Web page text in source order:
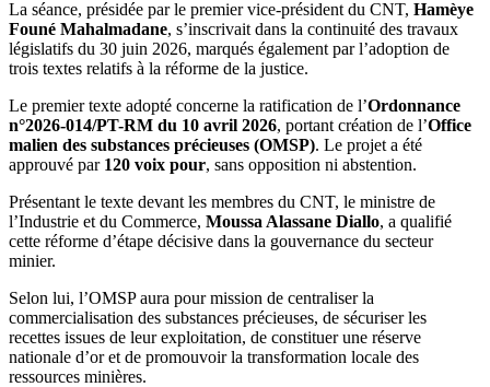
La séance, présidée par le premier vice-président du CNT, Hamèye
Founé Mahalmadane, s’inscrivait dans la continuité des travaux
législatifs du 30 juin 2026, marqués également par l’adoption de
trois textes relatifs à la réforme de la justice.
Le premier texte adopté concerne la ratification de l’Ordonnance
n°2026-014/PT-RM du 10 avril 2026, portant création de l’Office
malien des substances précieuses (OMSP). Le projet a été
approuvé par 120 voix pour, sans opposition ni abstention.
Présentant le texte devant les membres du CNT, le ministre de
l’Industrie et du Commerce, Moussa Alassane Diallo, a qualifié
cette réforme d’étape décisive dans la gouvernance du secteur
minier.
Selon lui, l’OMSP aura pour mission de centraliser la
commercialisation des substances précieuses, de sécuriser les
recettes issues de leur exploitation, de constituer une réserve
nationale d’or et de promouvoir la transformation locale des
ressources minières.